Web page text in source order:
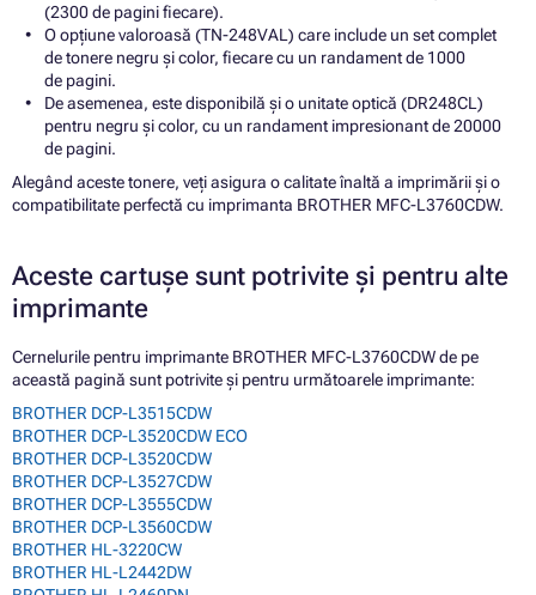
(2300 de pagini fiecare).
O opțiune valoroasă (TN-248VAL) care include un set complet
de tonere negru și color, fiecare cu un randament de 1000
de pagini.
De asemenea, este disponibilă și o unitate optică (DR248CL)
pentru negru și color, cu un randament impresionant de 20000
de pagini.
Alegând aceste tonere, veți asigura o calitate înaltă a imprimării și o
compatibilitate perfectă cu imprimanta BROTHER MFC-L3760CDW.
Aceste cartușe sunt potrivite și pentru alte
imprimante
Cernelurile pentru imprimante BROTHER MFC-L3760CDW de pe
această pagină sunt potrivite și pentru următoarele imprimante:
BROTHER DCP-L3515CDW
BROTHER DCP-L3520CDW ECO
BROTHER DCP-L3520CDW
BROTHER DCP-L3527CDW
BROTHER DCP-L3555CDW
BROTHER DCP-L3560CDW
BROTHER HL-3220CW
BROTHER HL-L2442DW